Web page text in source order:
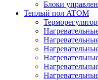
Блоки
Теплый пол ATOM